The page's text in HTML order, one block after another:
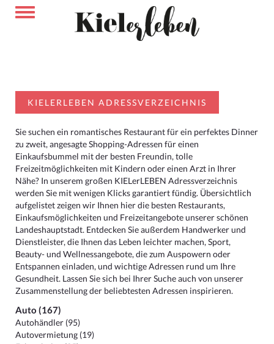
KIELERLEBEN ADRESSVERZEICHNIS
Sie suchen ein romantisches Restaurant für ein perfektes Dinner
zu zweit, angesagte Shopping-Adressen für einen
Einkaufsbummel mit der besten Freundin, tolle
Freizeitmöglichkeiten mit Kindern oder einen Arzt in Ihrer
Nähe? In unserem großen KIELerLEBEN Adressverzeichnis
werden Sie mit wenigen Klicks garantiert fündig. Übersichtlich
aufgelistet zeigen wir Ihnen hier die besten Restaurants,
Einkaufsmöglichkeiten und Freizeitangebote unserer schönen
Landeshauptstadt. Entdecken Sie außerdem Handwerker und
Dienstleister, die Ihnen das Leben leichter machen, Sport,
Beauty- und Wellnessangebote, die zum Auspowern oder
Entspannen einladen, und wichtige Adressen rund um Ihre
Gesundheit. Lassen Sie sich bei Ihrer Suche auch von unserer
Zusammenstellung der beliebtesten Adressen inspirieren.
Auto (167)
Autohändler (95)
Autovermietung (19)